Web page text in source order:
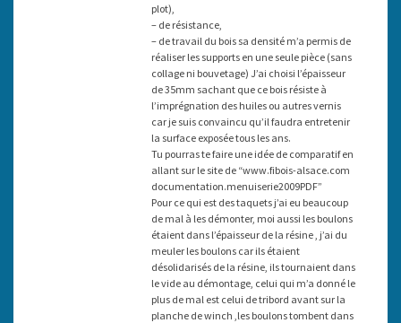
plot),
– de résistance,
– de travail du bois sa densité m’a permis de
réaliser les supports en une seule pièce (sans
collage ni bouvetage) J’ai choisi l’épaisseur
de 35mm sachant que ce bois résiste à
l’imprégnation des huiles ou autres vernis
car je suis convaincu qu’il faudra entretenir
la surface exposée tous les ans.
Tu pourras te faire une idée de comparatif en
allant sur le site de “www.fibois-alsace.com
documentation.menuiserie2009PDF”
Pour ce qui est des taquets j’ai eu beaucoup
de mal à les démonter, moi aussi les boulons
étaient dans l’épaisseur de la résine , j’ai du
meuler les boulons car ils étaient
désolidarisés de la résine, ils tournaient dans
le vide au démontage, celui qui m’a donné le
plus de mal est celui de tribord avant sur la
planche de winch ,les boulons tombent dans